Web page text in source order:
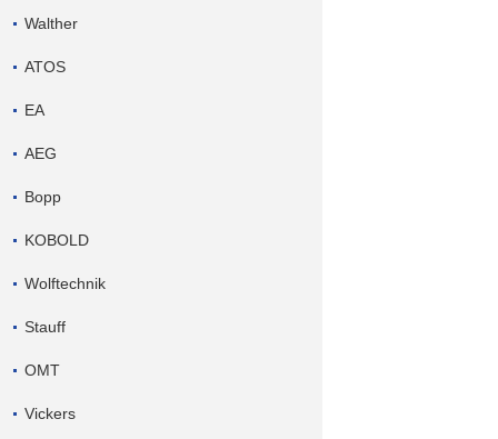
Walther
ATOS
EA
AEG
Bopp
KOBOLD
Wolftechnik
Stauff
OMT
Vickers